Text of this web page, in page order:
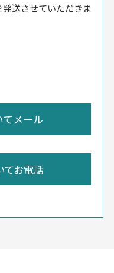
送させていただきま
てお電話